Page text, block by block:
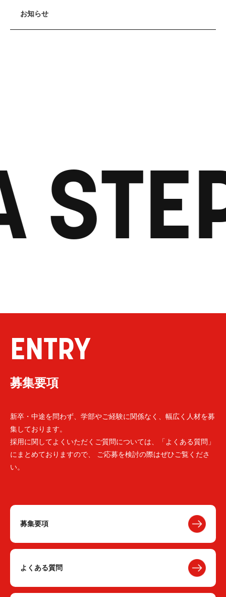
お知らせ
ENTRY
募集要項
新卒・中途を問わず、学部やご経験に関係なく、幅広く人材を募
集しております。
採用に関してよくいただくご質問については、「よくある質問」
にまとめておりますので、 ご応募を検討の際はぜひご覧くださ
い。
募集要項
よくある質問